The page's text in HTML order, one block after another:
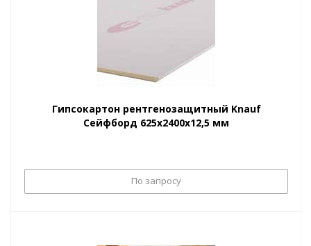
Гипсокартон рентгенозащитный Knauf
Сейфборд 625х2400х12,5 мм
По запросу